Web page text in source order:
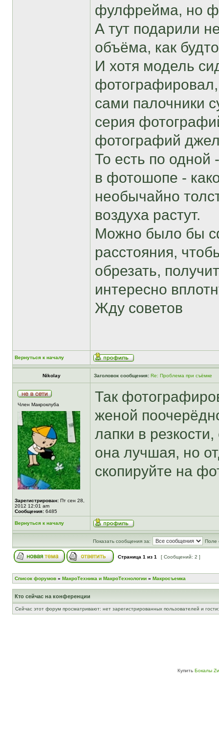
фулфрейма, но
А тут подарили
объёма, как
И хотя модель
сами палочники
серия
фотографий
То есть по
в фотошопе -
необычайно
воздуха растут.
Можно было бы
расстояния,
обрезать,
интересно
Жду советов
Вернуться к началу
Nikolay Заголовок сообщения: Re: Проблема при съёмке
Член Макроклуба
Зарегистрирован: Пт сен 28,
2012 12:01 am
Сообщения: 6485
Так
женой
лапки в
она лучшая, но
скопируйте на
Вернуться к началу
Показать сообщения за: Поле
Страница 1 из 1 [ Сообщений: 2 ]
Список форумов » МакроТехника и МакроТехнологии » Макросъемка
Кто сейчас на конференции
Сейчас этот форум просматривают: нет зарегистрированных пользователей и
Купить Бокалы